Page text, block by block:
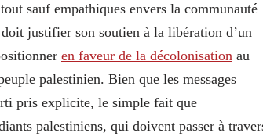
sauf empathiques envers la communauté
justifier son soutien à la libération d’un
en faveur de la décolonisation au
palestinien. Bien que les messages
pris explicite, le simple fait que
palestiniens, qui doivent passer à